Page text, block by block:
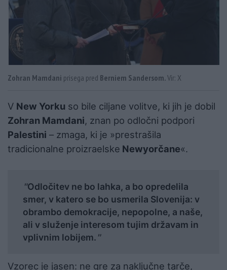
Zohran Mamdani prisega pred Berniem Sandersom.Vir: X
V New Yorku so bile ciljane volitve, ki jih je dobil
Zohran Mamdani, znan po odločni podpori
Palestini – zmaga, ki je »prestrašila
tradicionalne proizraelske Newyorčane«.
Odločitev ne bo lahka, a bo opredelila
smer, v katero se bo usmerila Slovenija: v
obrambo demokracije, nepopolne, a naše,
ali v služenje interesom tujim državam in
vplivnim lobijem.
Vzorec je jasen: ne gre za naključne tarče,